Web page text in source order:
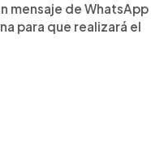
mensaje de WhatsApp
para que realizará el